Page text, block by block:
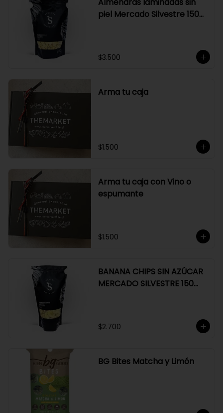
piel Mercado Silvestre 150
$3.500
Arma tu caja
$1.500
Arma tu caja con Vino o
espumante
$1.500
BANANA CHIPS SIN AZÚCAR
MERCADO SILVESTRE 150
$2.700
BG Bites Matcha y Limón